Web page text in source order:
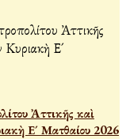
Ἀττικῆς καὶ
Ε´ Ματθαίου 2026